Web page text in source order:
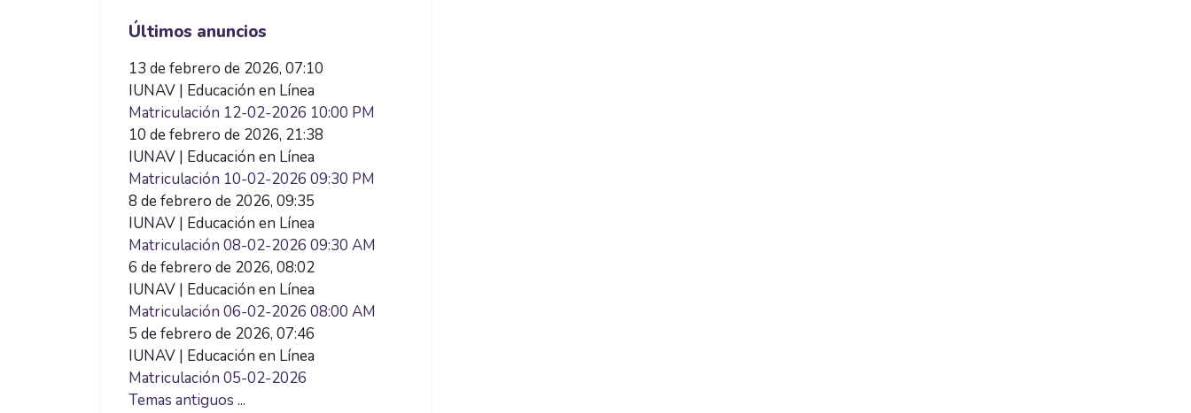
Últimos anuncios
13 de febrero de 2026, 07:10
IUNAV | Educación en Línea
Matriculación 12-02-2026 10:00 PM
10 de febrero de 2026, 21:38
IUNAV | Educación en Línea
Matriculación 10-02-2026 09:30 PM
8 de febrero de 2026, 09:35
IUNAV | Educación en Línea
Matriculación 08-02-2026 09:30 AM
6 de febrero de 2026, 08:02
IUNAV | Educación en Línea
Matriculación 06-02-2026 08:00 AM
5 de febrero de 2026, 07:46
IUNAV | Educación en Línea
Matriculación 05-02-2026
Temas antiguos ...